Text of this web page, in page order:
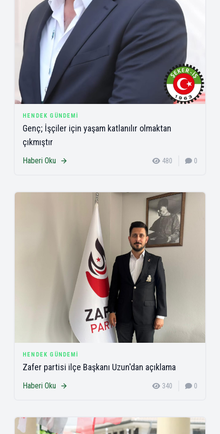
HENDEK GÜNDEMI
Genç; İşçiler için yaşam katlanılır olmaktan
çıkmıştır
Haberi Oku 480 0
HENDEK GÜNDEMI
Zafer partisi ilçe Başkanı Uzun'dan açıklama
Haberi Oku 340 0